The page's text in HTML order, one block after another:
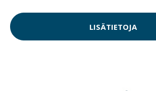
LISÄTIETOJA